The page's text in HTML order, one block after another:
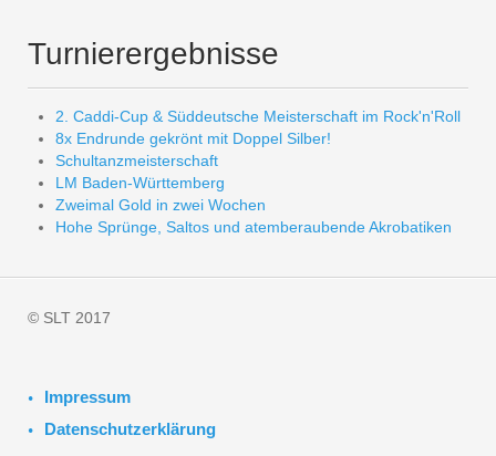
Turnierergebnisse
2. Caddi-Cup & Süddeutsche Meisterschaft im Rock'n'Roll
8x Endrunde gekrönt mit Doppel Silber!
Schultanzmeisterschaft
LM Baden-Württemberg
Zweimal Gold in zwei Wochen
Hohe Sprünge, Saltos und atemberaubende Akrobatiken
© SLT 2017
Impressum
Datenschutzerklärung